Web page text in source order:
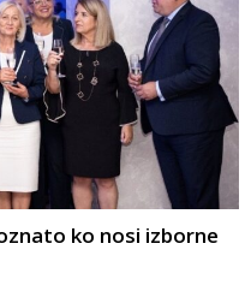
ko nosi izborne